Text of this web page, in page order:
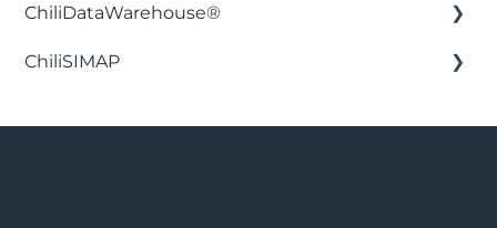
ChiliDataWarehouse®
Installation & Einrichtung
ChiliSIMAP